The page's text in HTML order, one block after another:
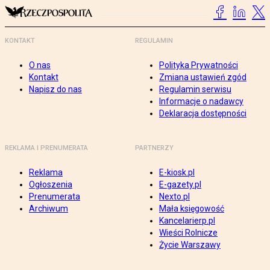
KONTAKT
O nas
Kontakt
Napisz do nas
REGULAMIN
Polityka Prywatności
Zmiana ustawień zgód
Regulamin serwisu
Informacje o nadawcy
Deklaracja dostępności
REKLAMA I PRENUMERATA
Reklama
Ogłoszenia
Prenumerata
Archiwum
PARTNERZY
E-kiosk.pl
E-gazety.pl
Nexto.pl
Mała księgowość
Kancelarierp.pl
Wieści Rolnicze
Życie Warszawy